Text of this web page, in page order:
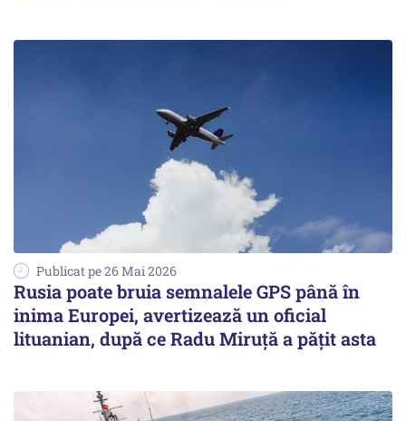
Publicat pe 26 Mai 2026
Rusia poate bruia semnalele GPS până în
inima Europei, avertizează un oficial
lituanian, după ce Radu Miruță a pățit asta